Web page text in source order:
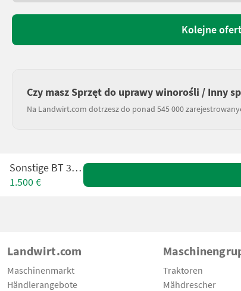
Kolejne
Czy masz Sprzęt do uprawy winorośli / Inny
Na Landwirt.com dotrzesz do ponad 545 000
Sonstige BT 388 H
1.500 €
Landwirt.com
Maschinenmarkt
Händlerangebote
Traktoren
Mähdrescher